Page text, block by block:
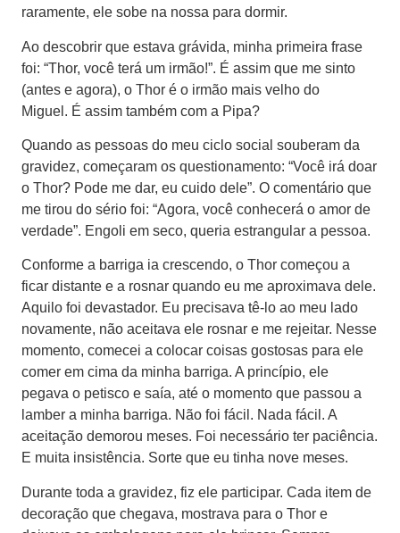
raramente, ele sobe na nossa para dormir.
Ao descobrir que estava grávida, minha primeira frase
foi: “Thor, você terá um irmão!”. É assim que me sinto
(antes e agora), o Thor é o irmão mais velho do
Miguel. É assim também com a Pipa?
Quando as pessoas do meu ciclo social souberam da
gravidez, começaram os questionamento: “Você irá doar
o Thor? Pode me dar, eu cuido dele”. O comentário que
me tirou do sério foi: “Agora, você conhecerá o amor de
verdade”. Engoli em seco, queria estrangular a pessoa.
Conforme a barriga ia crescendo, o Thor começou a
ficar distante e a rosnar quando eu me aproximava dele.
Aquilo foi devastador. Eu precisava tê-lo ao meu lado
novamente, não aceitava ele rosnar e me rejeitar. Nesse
momento, comecei a colocar coisas gostosas para ele
comer em cima da minha barriga. A princípio, ele
pegava o petisco e saía, até o momento que passou a
lamber a minha barriga. Não foi fácil. Nada fácil. A
aceitação demorou meses. Foi necessário ter paciência.
E muita insistência. Sorte que eu tinha nove meses.
Durante toda a gravidez, fiz ele participar. Cada item de
decoração que chegava, mostrava para o Thor e